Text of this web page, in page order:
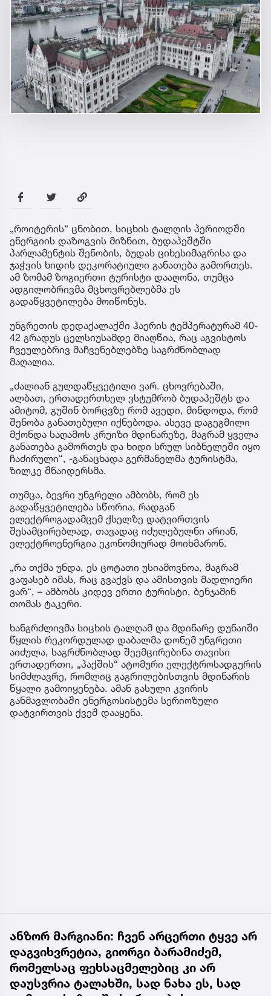
„როიტერის“ ცნობით, სიცხის ტალღის პერიოდში
ენერგიის დაზოგვის მიზნით, ბუდაპეშტში
პარლამენტის შენობის, ბუდას ციხესიმაგრისა და
ჯაჭვის ხიდის დეკორატიული განათება გამორთეს.
ამ ზომამ ზოგიერთი ტურისტი დააღონა, თუმცა
ადგილობრივმა მცხოვრებლებმა ეს
გადაწყვეტილება მოიწონეს.
უნგრეთის დედაქალაქში ჰაერის ტემპერატურამ 40-
42 გრადუს ცელსიუსამდე მიაღწია, რაც აგვისტოს
ჩვეულებრივ მაჩვენებლებზე საგრძნობლად
მაღალია.
„ძალიან გულდაწყვეტილი ვარ. ცხოვრებაში,
ალბათ, ერთადერთხელ ვსტუმრობ ბუდაპეშტს და
ამიტომ, გუშინ ბორცვზე რომ ავედი, მინდოდა, რომ
შენობა განათებული იქნებოდა. ასევე დაგეგმილი
მქონდა საღამოს კრუიზი მდინარეზე, მაგრამ ყველა
განათება გამორთეს და ხიდი სრულ სიბნელეში იყო
ჩაძირული“, -განაცხადა გერმანელმა ტურისტმა,
ზილკე შნაიდერსმა.
თუმცა, ბევრი უნგრელი ამბობს, რომ ეს
გადაწყვეტილება სწორია, რადგან
ელექტროგადამცემ ქსელზე დატვირთვის
შესამცირებლად, თავადაც იძულებულნი არიან,
ელექტროენერგია ეკონომიურად მოიხმარონ.
„რა თქმა უნდა, ეს ცოტათი უსიამოვნოა, მაგრამ
ვაფასებ იმას, რაც გვაქვს და ამისთვის მადლიერი
ვარ“, – ამბობს კიდევ ერთი ტურისტი, ბენჯამინ
თომას ტაკერი.
ხანგრძლივმა სიცხის ტალღამ და მდინარე დუნაიში
წყლის რეკორდულად დაბალმა დონემ უნგრეთი
აიძულა, საგრძნობლად შეემცირებინა თავისი
ერთადერთი, „პაქშის“ ატომური ელექტროსადგურის
სიმძლავრე, რომლიც გაგრილებისთვის მდინარის
წყალი გამოიყენება. ამან გასული კვირის
განმავლობაში ენერგოსისტემა სერიოზული
დატვირთვის ქვეშ დააყენა.
ანზორ მარგიანი: ჩვენ არცერთი ტყვე არ
დაგვიხვრეტია, გიორგი ბარამიძემ,
რომელსაც ფეხსაცმელებიც კი არ
დაუსვრია ტალახში, სად ნახა ეს, სად